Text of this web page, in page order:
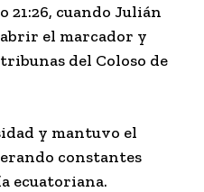
cuando Julián
el marcador y
del Coloso de
y mantuvo el
constantes
ecuatoriana.